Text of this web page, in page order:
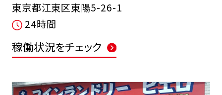
東京都江東区東陽5-26-1
24時間
稼働状況をチェック